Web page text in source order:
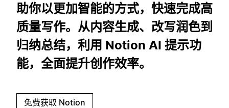
助你以更加智能的方式，快速完成高
质量写作。从内容生成、改写润色到
归纳总结，利用 Notion AI 提示功
能，全面提升创作效率。
免费获取 Notion